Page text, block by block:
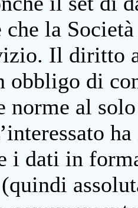
che la
Il diritto
obbligo di
norme al
i dati in